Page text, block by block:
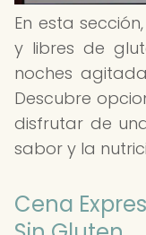
En esta
y libres de
noches
Descubre
disfrutar de
sabor y la
Cena